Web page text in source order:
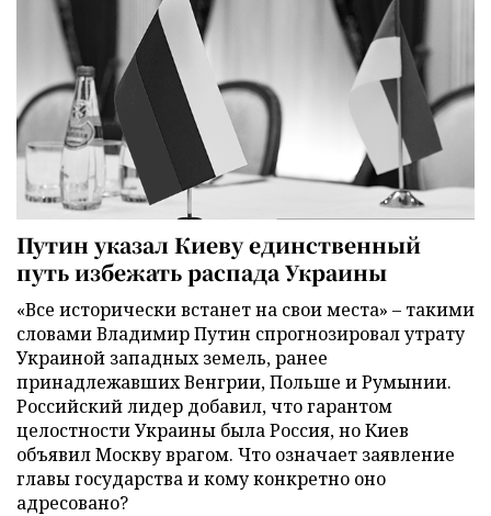
Путин указал Киеву единственный
путь избежать распада Украины
«Все исторически встанет на свои места» – такими
словами Владимир Путин спрогнозировал утрату
Украиной западных земель, ранее
принадлежавших Венгрии, Польше и Румынии.
Российский лидер добавил, что гарантом
целостности Украины была Россия, но Киев
объявил Москву врагом. Что означает заявление
главы государства и кому конкретно оно
адресовано?